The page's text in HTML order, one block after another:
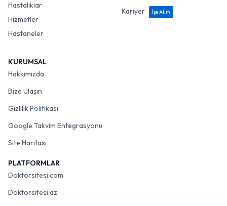
Hastalıklar
Hizmetler
Hastaneler
Kariyer
İşe Alım
KURUMSAL
Hakkımızda
Bize Ulaşın
Gizlilik Politikası
Google Takvim Entegrasyonu
Site Haritası
PLATFORMLAR
Doktorsitesi.com
Doktorsitesi.az